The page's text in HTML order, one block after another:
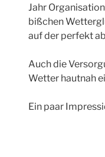
Jahr
bißchen
auf der perfekt
Auch die
Wetter hautnah
Ein paar